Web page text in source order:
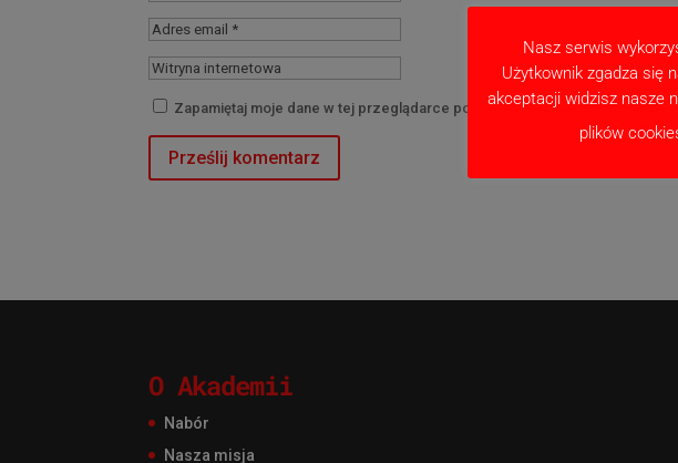
Zapamiętaj moje dane w tej przeglądarce podczas pisania kolejnych
O Akademii
Nabór
Nasza misja
Nasz serwis
Użytkownik zgadza się
akceptacji widzisz nasze
plików